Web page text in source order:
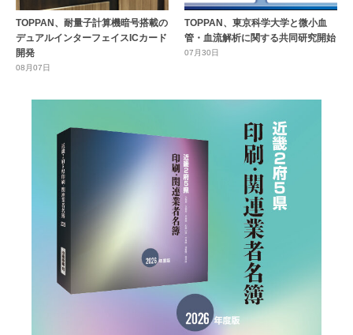
TOPPAN、耐量子計算機暗号搭載の
デュアルインターフェイスICカード
開発
08月07日
TOPPAN、東京科学大学と微小血
管・血流解析に関する共同研究開始
07月30日